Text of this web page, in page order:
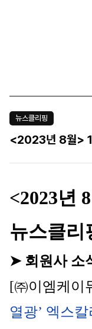
뉴스클리핑
<2023년 8월> 1
<2023년
뉴스클리
➤ 회원사 소
[㈜이엠케이
열광’ 엑스